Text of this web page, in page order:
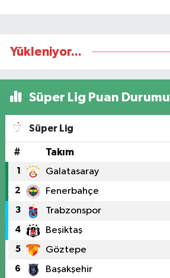
Yükleniyor...
Süper Lig Puan Durumu
Süper Lig
# Takım
1 Galatasaray
2 Fenerbahçe
3 Trabzonspor
4 Beşiktaş
5 Göztepe
6 Başakşehir